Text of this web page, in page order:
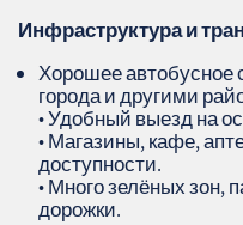
Инфраструктура и
Хорошее автобусное
города и другими
• Удобный выезд на
• Магазины, кафе,
доступности.
• Много зелёных зон,
дорожки.